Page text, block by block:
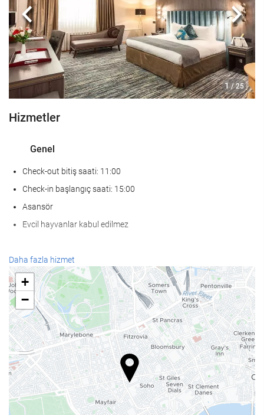
1 / 25
Önceki
Hizmetler
Genel
Check-out bitiş saati: 11:00
Check-in başlangıç saati: 15:00
Asansör
Evcil hayvanlar kabul edilmez
Yiyecek ve içecek
À la carte restoran
Bar
Tesis bünyesinde kafe
SaÄlÄ±k
Spa
Sauna
Spor salonu
Daha fazla hizmet
+
−